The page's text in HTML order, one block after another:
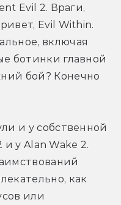
Evil 2. Враги,
Evil Within.
включая
ботинки главной
бой? Конечно
и у собственной
у Alan Wake 2.
как
или